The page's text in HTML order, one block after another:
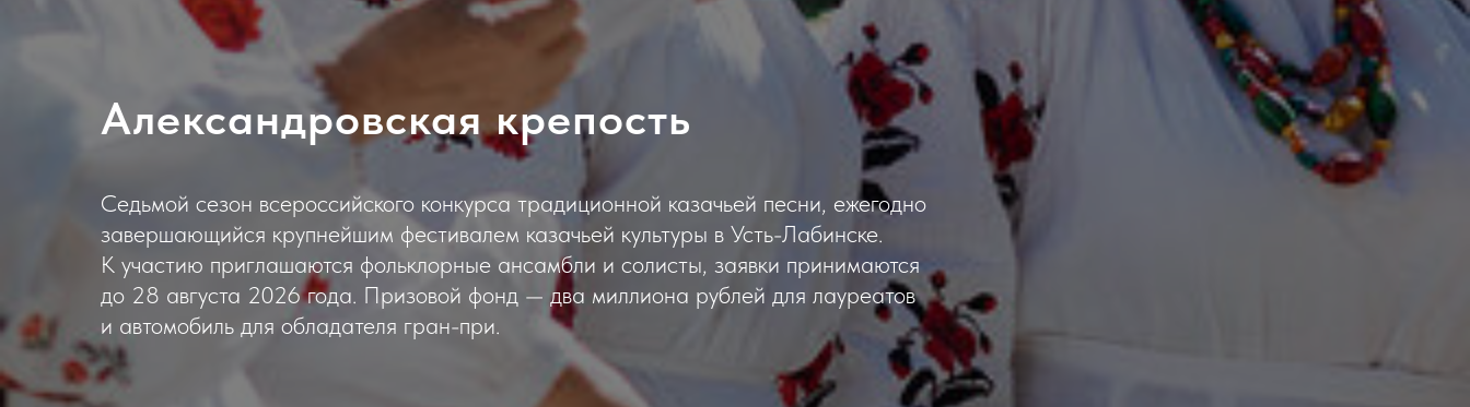
Александровская крепость
Седьмой сезон всероссийского конкурса традиционной казачьей песни, ежегодно
завершающийся крупнейшим фестивалем казачьей культуры в Усть-Лабинске.
К участию приглашаются фольклорные ансамбли и солисты, заявки принимаются
до 28 августа 2026 года. Призовой фонд — два миллиона рублей для лауреатов
и автомобиль для обладателя гран-при.